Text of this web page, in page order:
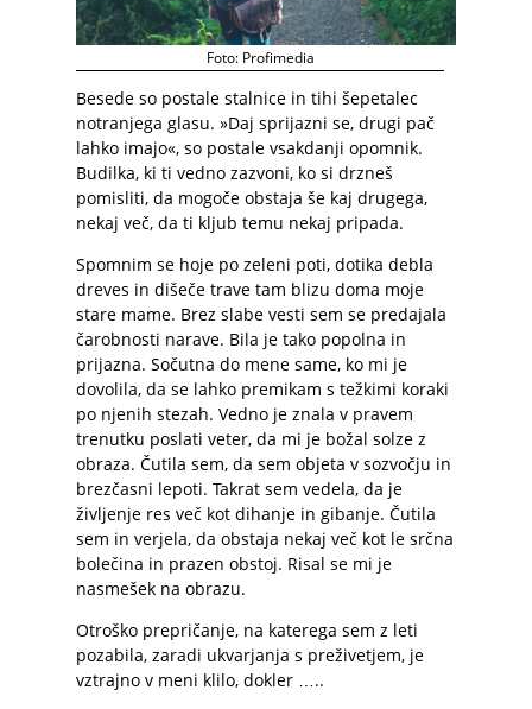
Foto: Profimedia
Besede so postale stalnice in tihi šepetalec
notranjega glasu. »Daj sprijazni se, drugi pač
lahko imajo«, so postale vsakdanji opomnik.
Budilka, ki ti vedno zazvoni, ko si drzneš
pomisliti, da mogoče obstaja še kaj drugega,
nekaj več, da ti kljub temu nekaj pripada.
Spomnim se hoje po zeleni poti, dotika debla
dreves in dišeče trave tam blizu doma moje
stare mame. Brez slabe vesti sem se predajala
čarobnosti narave. Bila je tako popolna in
prijazna. Sočutna do mene same, ko mi je
dovolila, da se lahko premikam s težkimi koraki
po njenih stezah. Vedno je znala v pravem
trenutku poslati veter, da mi je božal solze z
obraza. Čutila sem, da sem objeta v sozvočju in
brezčasni lepoti. Takrat sem vedela, da je
življenje res več kot dihanje in gibanje. Čutila
sem in verjela, da obstaja nekaj več kot le srčna
bolečina in prazen obstoj. Risal se mi je
nasmešek na obrazu.
Otroško prepričanje, na katerega sem z leti
pozabila, zaradi ukvarjanja s preživetjem, je
vztrajno v meni klilo, dokler …..